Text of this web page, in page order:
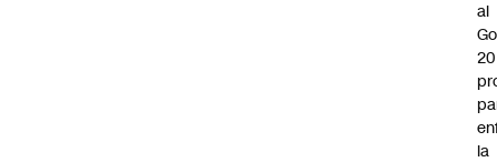
al
20
la